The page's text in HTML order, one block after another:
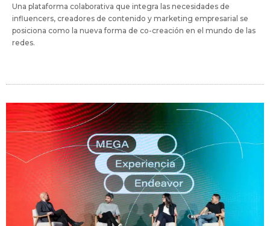
Una plataforma colaborativa que integra las necesidades de
influencers, creadores de contenido y marketing empresarial se
posiciona como la nueva forma de co-creación en el mundo de las
redes.